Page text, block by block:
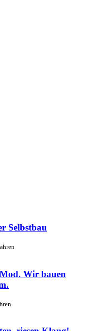
Selbstbau
Wir bauen